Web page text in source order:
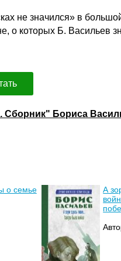
не значился» в
о которых Б. Васильев
Сборник" Бориса
о семье
А